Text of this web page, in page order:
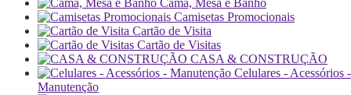
Cama, Mesa e Banho
Camisetas Promocionais
Cartão de Visita
Cartão de Visitas
CASA & CONSTRUÇÃO
Celulares - Acessórios -
Manutenção